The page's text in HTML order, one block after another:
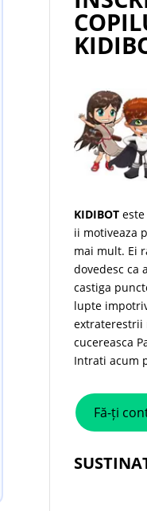
KIDIBOT
ii motiveaza
mai mult. Ei
dovedesc ca
castiga
lupte
extraterestrii
cucereasca
Intrati acum
Fă-ți